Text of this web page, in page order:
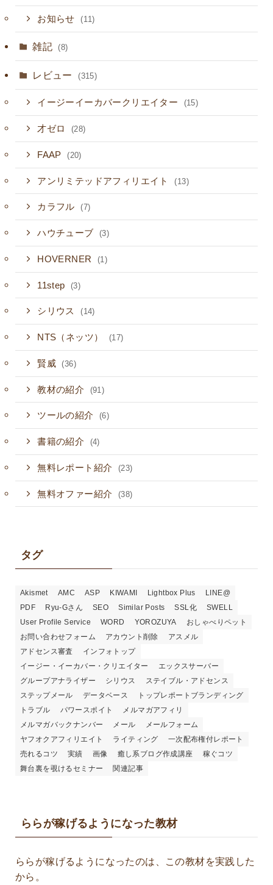
お知らせ (11)
雑記 (8)
レビュー (315)
イージーイーカバークリエイター (15)
才ゼロ (28)
FAAP (20)
アンリミテッドアフィリエイト (13)
カラフル (7)
ハウチューブ (3)
HOVERNER (1)
11step (3)
シリウス (14)
NTS（ネッツ） (17)
賢威 (36)
教材の紹介 (91)
ツールの紹介 (6)
書籍の紹介 (4)
無料レポート紹介 (23)
無料オファー紹介 (38)
タグ
Akismet AMC ASP KIWAMI Lightbox Plus
LINE@
PDF
Ryu-Gさん SEO Similar Posts SSL化
SWELL
User Profile Service
WORD YOROZUYA
おしゃべりペット
お問い合わせフォーム
アカウント削除
アスメル
アドセンス審査
インフォトップ
イージー・イーカバー・クリエイター
エックスサーバー
グループアナライザー
シリウス
ステイブル・アドセンス
ステップメール
データベース
トップレポートブランディング
トラブル
パワースポイト
メルマガアフィリ
メルマガバックナンバー
メール
メールフォーム
ヤフオクアフィリエイト
ライティング
一次配布権付レポート
売れるコツ
実績 画像 癒し系ブログ作成講座
稼ぐコツ
舞台裏を覗けるセミナー
関連記事
ららが稼げるようになった教材
ららが稼げるようになったのは、この教材を実践した
から。